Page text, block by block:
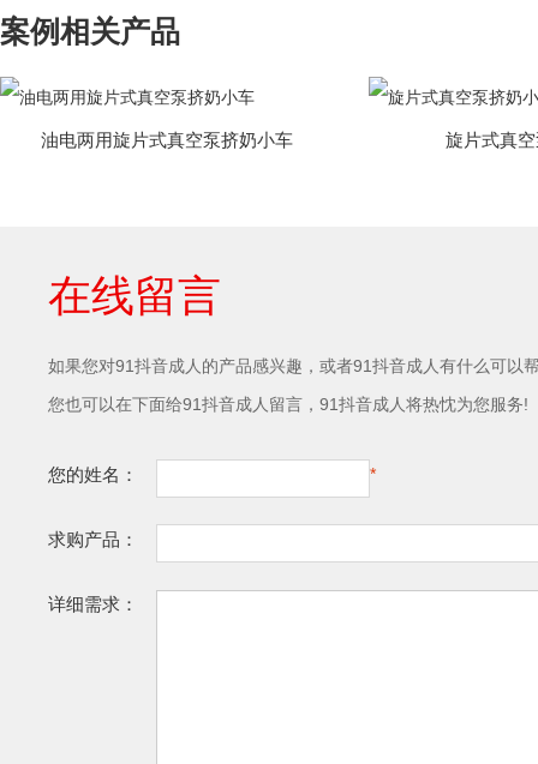
案例相关产品
油电两用旋片式真空泵挤奶小车 旋片式真
在线留言
如果您对91抖音成人的产品感兴趣，或者91抖音成人有什么可以帮
您也可以在下面给91抖音成人留言，91抖音成人将热忱为您服务!
您的姓名： *
求购产品：
详细需求：